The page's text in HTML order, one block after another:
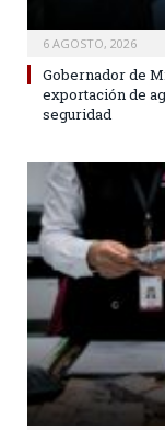
6 AGOSTO, 2026
Gobernador de
exportación de
seguridad